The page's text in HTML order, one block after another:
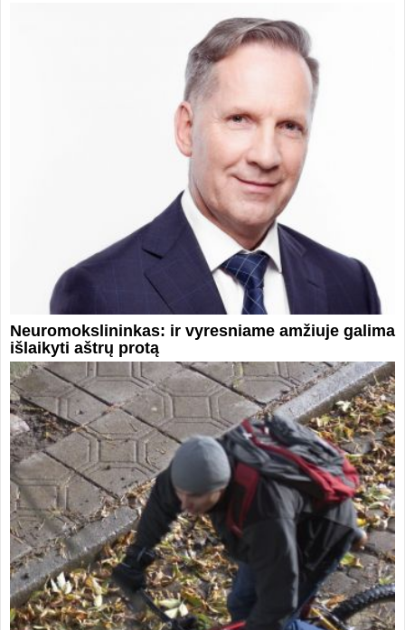
Neuromokslininkas: ir vyresniame amžiuje galima
išlaikyti aštrų protą